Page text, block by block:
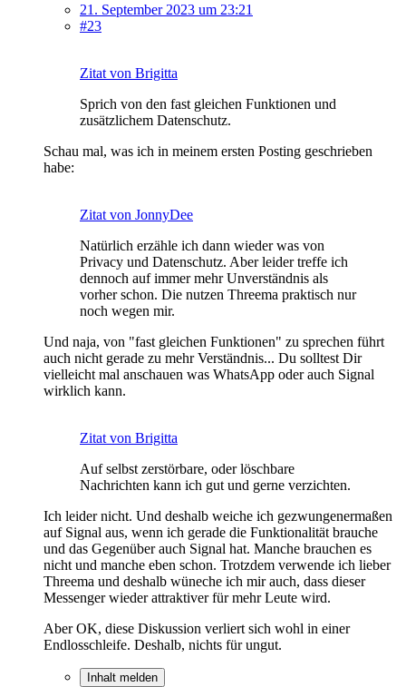
21. September 2023 um 23:21
#23
Zitat von Brigitta
Sprich von den fast gleichen Funktionen und
zusätzlichem Datenschutz.
Schau mal, was ich in meinem ersten Posting geschrieben
habe:
Zitat von JonnyDee
Natürlich erzähle ich dann wieder was von
Privacy und Datenschutz. Aber leider treffe ich
dennoch auf immer mehr Unverständnis als
vorher schon. Die nutzen Threema praktisch nur
noch wegen mir.
Und naja, von "fast gleichen Funktionen" zu sprechen führt
auch nicht gerade zu mehr Verständnis... Du solltest Dir
vielleicht mal anschauen was WhatsApp oder auch Signal
wirklich kann.
Zitat von Brigitta
Auf selbst zerstörbare, oder löschbare
Nachrichten kann ich gut und gerne verzichten.
Ich leider nicht. Und deshalb weiche ich gezwungenermaßen
auf Signal aus, wenn ich gerade die Funktionalität brauche
und das Gegenüber auch Signal hat. Manche brauchen es
nicht und manche eben schon. Trotzdem verwende ich lieber
Threema und deshalb wüneche ich mir auch, dass dieser
Messenger wieder attraktiver für mehr Leute wird.
Aber OK, diese Diskussion verliert sich wohl in einer
Endlosschleife. Deshalb, nichts für ungut.
Inhalt melden